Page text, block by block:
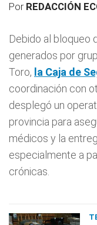
Por REDACCIÓN
Debido al bloqueo
generados por
Toro, la Caja de
coordinación con
desplegó un
provincia para
médicos y la
especialmente a
crónicas.